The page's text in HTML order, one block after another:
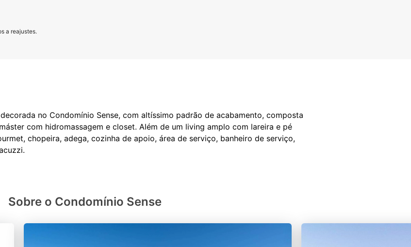
a reajustes.
no Condomínio Sense, com altíssimo padrão de acabamento, composta
com hidromassagem e closet. Além de um living amplo com lareira e pé
chopeira, adega, cozinha de apoio, área de serviço, banheiro de serviço,
Sobre o Condomínio Sense